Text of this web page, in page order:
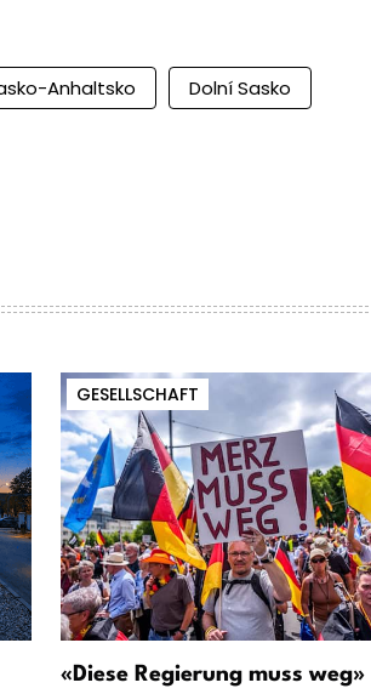
Anhaltsko Dolní Sasko
GESELLSCHAFT
«Diese Regierung muss weg»